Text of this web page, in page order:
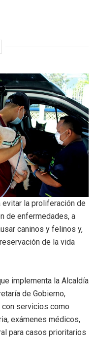
la proliferación de
de enfermedades, a
caninos y felinos y,
de la vida
implementa la Alcaldía
de Gobierno,
servicios como
exámenes médicos,
para casos prioritarios